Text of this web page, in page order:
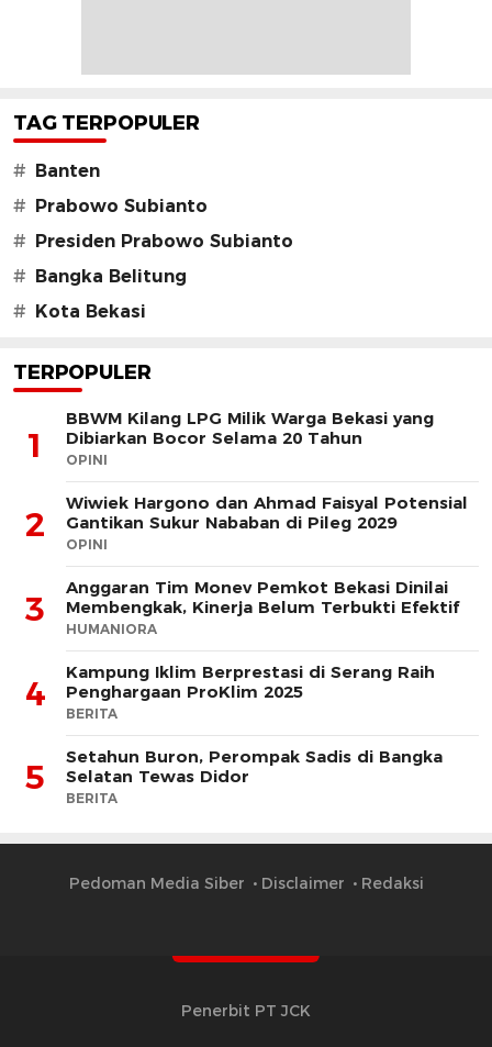
TAG TERPOPULER
# Banten
# Prabowo Subianto
# Presiden Prabowo Subianto
# Bangka Belitung
# Kota Bekasi
TERPOPULER
1
BBWM Kilang LPG Milik Warga Bekasi yang
Dibiarkan Bocor Selama 20 Tahun
OPINI
2
Wiwiek Hargono dan Ahmad Faisyal Potensial
Gantikan Sukur Nababan di Pileg 2029
OPINI
3
Anggaran Tim Monev Pemkot Bekasi Dinilai
Membengkak, Kinerja Belum Terbukti Efektif
HUMANIORA
4
Kampung Iklim Berprestasi di Serang Raih
Penghargaan ProKlim 2025
BERITA
5
Setahun Buron, Perompak Sadis di Bangka
Selatan Tewas Didor
BERITA
Pedoman Media Siber Disclaimer Redaksi
Penerbit PT JCK